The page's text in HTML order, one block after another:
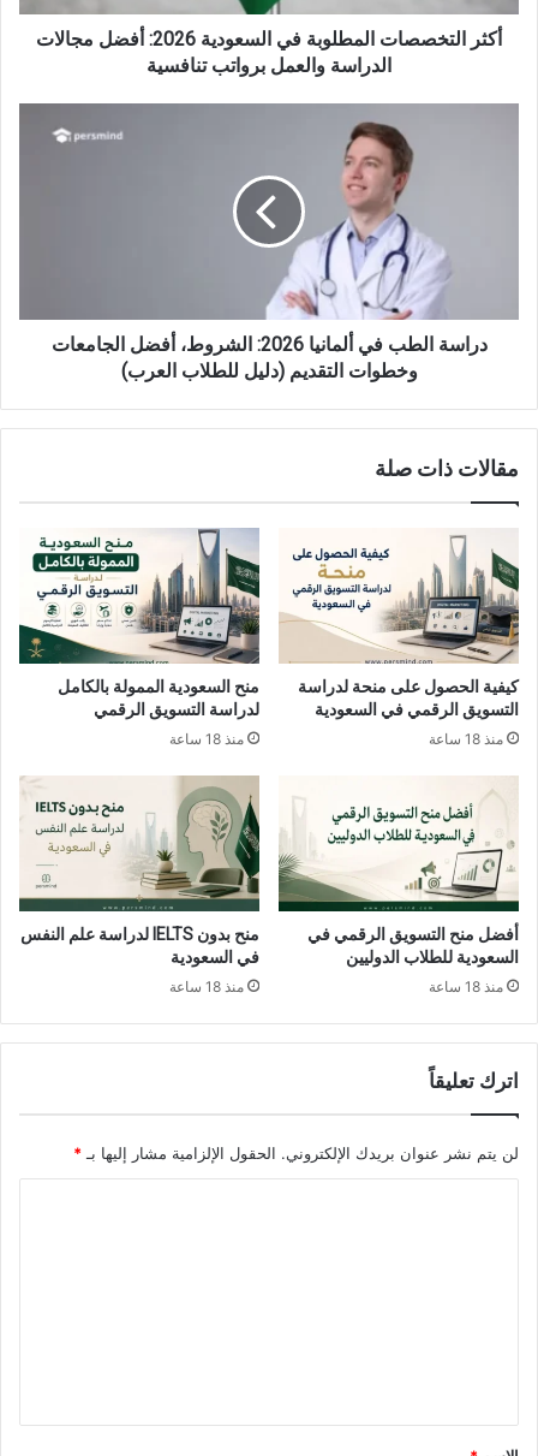
الدراسة
والعمل
أكثر التخصصات المطلوبة في السعودية 2026: أفضل مجالات
الدراسة والعمل برواتب تنافسية
وخطوات
التقديم
دراسة الطب في ألمانيا 2026: الشروط، أفضل الجامعات
وخطوات التقديم (دليل للطلاب العرب)
مقالات ذات صلة
كيفية الحصول على منحة لدراسة
التسويق الرقمي في السعودية
منذ 18 ساعة
منح السعودية الممولة بالكامل
لدراسة التسويق الرقمي
منذ 18 ساعة
أفضل منح التسويق الرقمي في
السعودية للطلاب الدوليين
منذ 18 ساعة
منح بدون IELTS لدراسة علم النفس
في السعودية
منذ 18 ساعة
اترك تعليقاً
لن يتم نشر عنوان بريدك الإلكتروني. الحقول الإلزامية مشار إليها بـ *
*